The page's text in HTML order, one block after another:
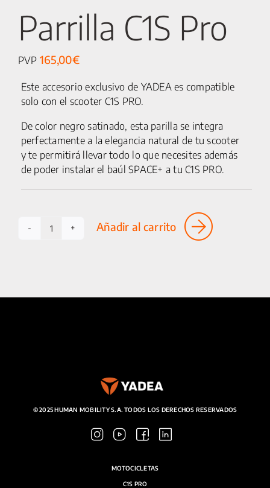
25 km/h
CICLOMOTORES
ACCESORIOS
SALA DE PRENSA
Parrilla C1S Pro
PVP 165,00€
Este accesorio exclusivo de YADEA es compatible
solo con el scooter C1S PRO.
De color negro satinado, esta parilla se integra
perfectamente a la elegancia natural de tu scooter
y te permitirá llevar todo lo que necesites además
de poder instalar el baúl SPACE+ a tu C1S PRO.
Parrilla
Añadir al carrito
© 2025 HUMAN MOBILITY S.A. TODOS LOS DERECHOS RESERVADOS
MOTOCICLETAS
C1S PRO